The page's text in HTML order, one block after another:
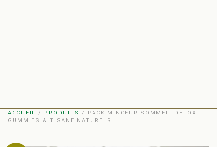
ACCUEIL / PRODUITS
/ PACK MINCEUR SOMMEIL DÉTOX –
GUMMIES & TISANE NATURELS